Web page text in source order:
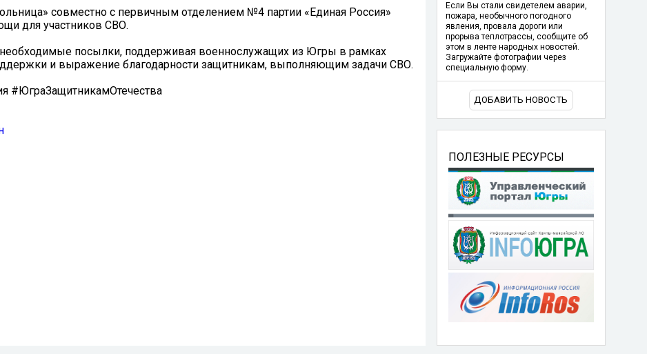
совместно с первичным отделением №4 партии «Единая Россия»
для участников СВО.
посылки, поддерживая военнослужащих из Югры в рамках
и выражение благодарности защитникам, выполняющим задачи СВО.
#ЮграЗащитникамОтечества
Если Вы стали свидетелем аварии,
пожара, необычного погодного
явления, провала дороги или
прорыва теплотрассы, сообщите об
этом в ленте народных новостей.
Загружайте фотографии через
специальную форму.
ДОБАВИТЬ НОВОСТЬ
ПОЛЕЗНЫЕ РЕСУРСЫ